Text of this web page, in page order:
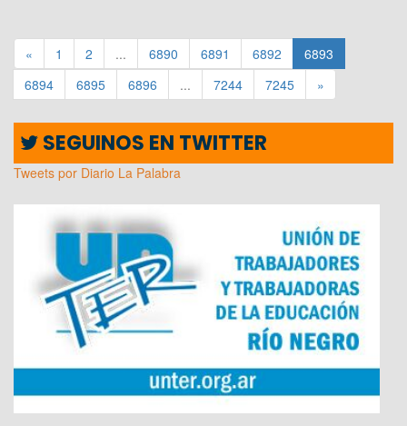
« 1 2 ... 6890 6891 6892
6893
6894
6895 6896 ... 7244 7245 »
SEGUINOS EN TWITTER
Tweets por Diario La Palabra